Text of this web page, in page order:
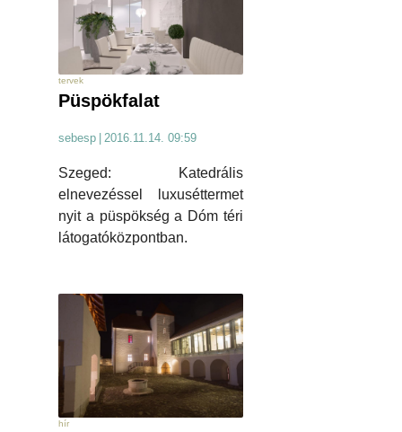
tervek
Püspökfalat
sebesp 2016.11.14. 09:59
Szeged: Katedrális
elnevezéssel luxuséttermet
nyit a püspökség a Dóm téri
látogatóközpontban.
hír